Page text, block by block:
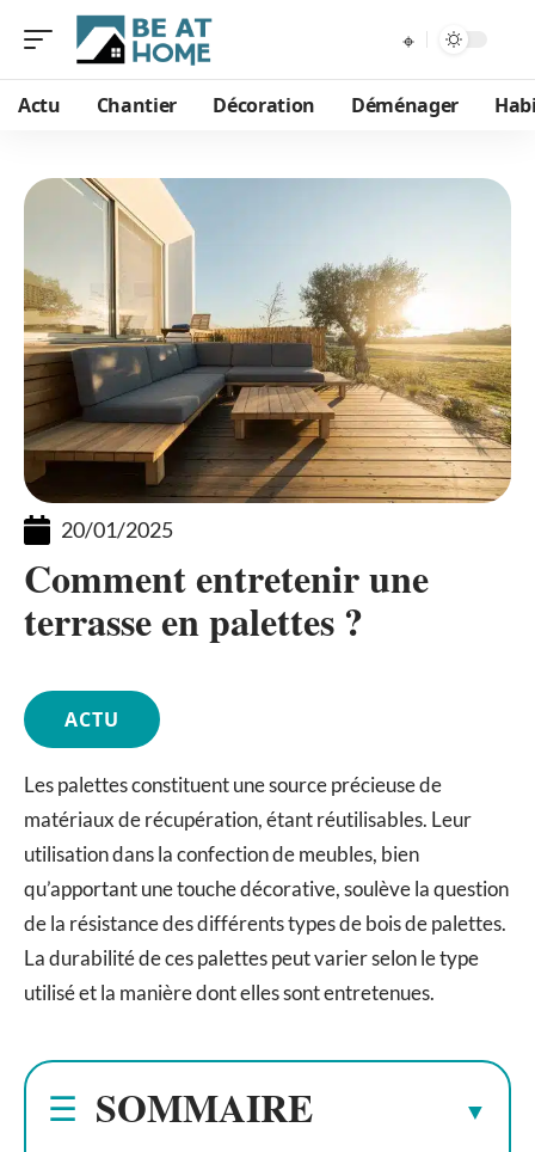
Actu Chantier Décoration Déménager
20/01/2025
Comment entretenir une
terrasse en palettes ?
ACTU
Les palettes constituent une source précieuse de
matériaux de récupération, étant réutilisables. Leur
utilisation dans la confection de meubles, bien
qu’apportant une touche décorative, soulève la question
de la résistance des différents types de bois de palettes.
La durabilité de ces palettes peut varier selon le type
utilisé et la manière dont elles sont entretenues.
SOMMAIRE